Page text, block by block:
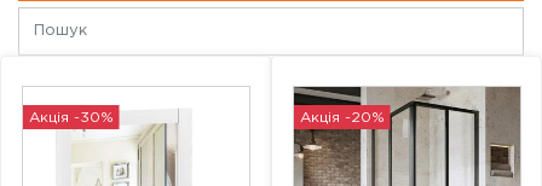
Акція -30% Акція -20%